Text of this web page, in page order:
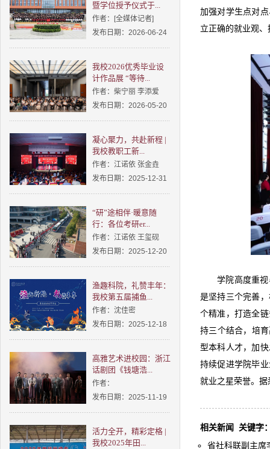
暨学位授予仪式于...
作者：[全媒体记者]
发布日期：2026-06-24
我校2026优秀毕业设
计作品展 “等待...
作者：柴宁丽 李添爱
发布日期：2026-05-20
凝心聚力，共赴新程 |
我校教职工新...
作者：江诺依 张金垚
发布日期：2025-12-31
“研”途相伴·暖意随
行：各位考研er...
作者：江诺依 王玺砚
发布日期：2025-12-20
渔趣科院，礼赞丰年：
我校第五届捕鱼...
作者：沈佳密
发布日期：2025-12-18
高雅艺术进校园：浙江
话剧团《钱塘浩...
作者：
发布日期：2025-11-19
活力全开，精彩定格 |
我校2025年田...
加强对学生点对
立正确的就业观
学院高度重
是坚持三个完善
个精准，打造全
持三个结合，培
型本科人才，加
持续促进学院毕
就业之星荣誉。
相关新闻
关键字
省社科联副主席